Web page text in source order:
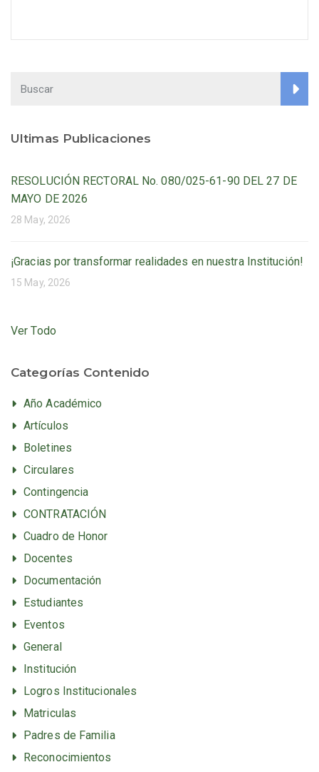
Ultimas Publicaciones
RESOLUCIÓN RECTORAL No. 080/025-61-90 DEL 27 DE
MAYO DE 2026
28 May, 2026
¡Gracias por transformar realidades en nuestra Institución!
15 May, 2026
Ver Todo
Categorías Contenido
Año Académico
Artículos
Boletines
Circulares
Contingencia
CONTRATACIÓN
Cuadro de Honor
Docentes
Documentación
Estudiantes
Eventos
General
Institución
Logros Institucionales
Matriculas
Padres de Familia
Reconocimientos